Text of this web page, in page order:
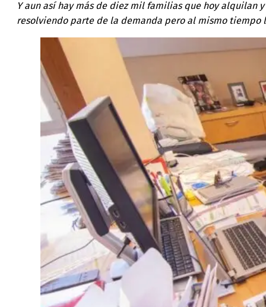
Y aun así hay más de diez mil familias que hoy alquilan
resolviendo parte de la demanda pero al mismo tiempo